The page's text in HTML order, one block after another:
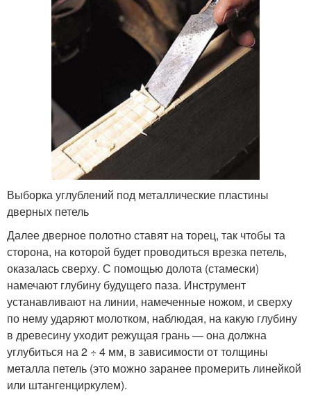
Выборка углублений под металлические пластины
дверных петель
Далее дверное полотно ставят на торец, так чтобы та
сторона, на которой будет проводиться врезка петель,
оказалась сверху. С помощью долота (стамески)
намечают глубину будущего паза. Инструмент
устанавливают на линии, намеченные ножом, и сверху
по нему ударяют молотком, наблюдая, на какую глубину
в древесину уходит режущая грань — она должна
углубиться на 2 ÷ 4 мм, в зависимости от толщины
металла петель (это можно заранее промерить линейкой
или штангенциркулем).